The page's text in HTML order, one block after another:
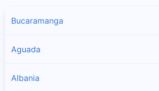
Bucaramanga
Aguada
Albania